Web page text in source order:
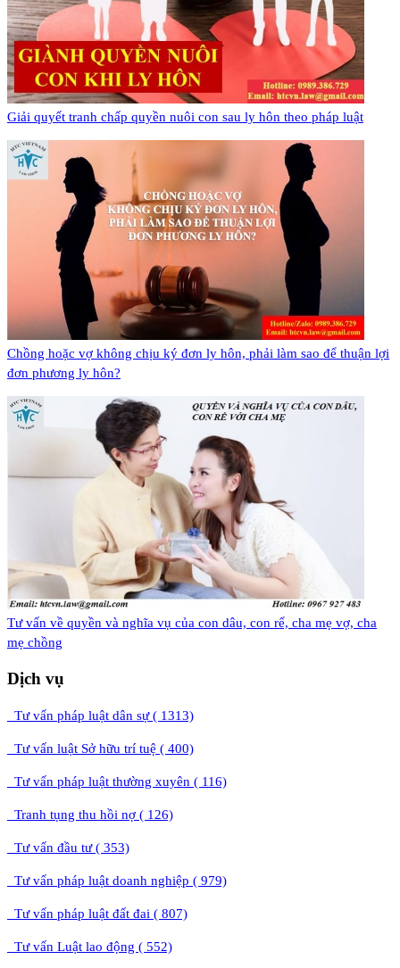
Giải quyết tranh chấp quyền nuôi con sau ly hôn theo pháp luật
​Chồng hoặc vợ không chịu ký đơn ly hôn, phải làm sao để thuận lợi
đơn phương ly hôn?
Tư vấn về quyền và nghĩa vụ của con dâu, con rể, cha mẹ vợ, cha
mẹ chồng
Dịch vụ
Tư vấn pháp luật dân sự ( 1313)
Tư vấn luật Sở hữu trí tuệ ( 400)
Tư vấn pháp luật thường xuyên ( 116)
Tranh tụng thu hồi nợ ( 126)
Tư vấn đầu tư ( 353)
Tư vấn pháp luật doanh nghiệp ( 979)
Tư vấn pháp luật đất đai ( 807)
Tư vấn Luật lao động ( 552)